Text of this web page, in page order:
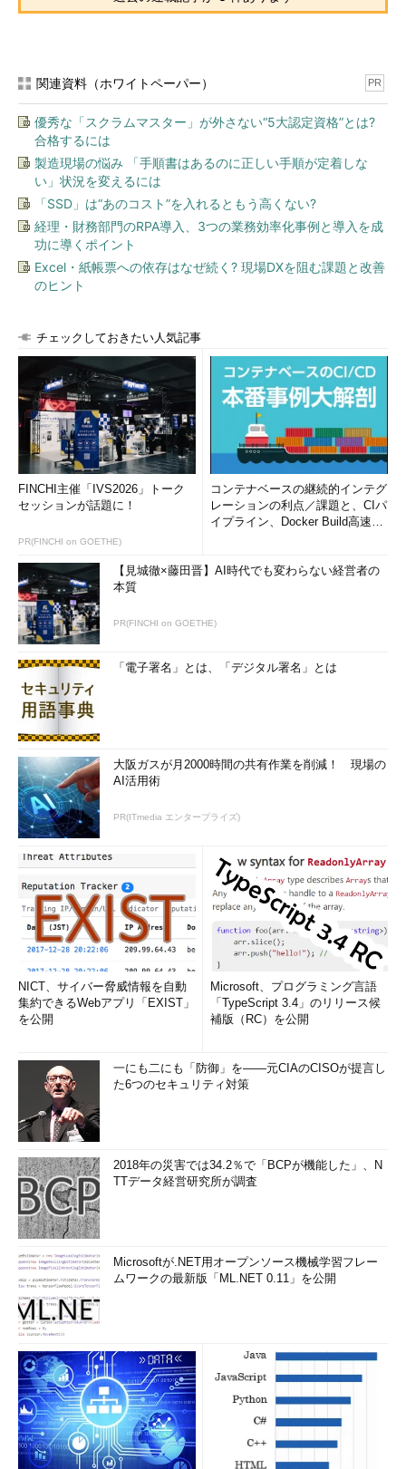
関連資料（ホワイトペーパー） PR
優秀な「スクラムマスター」が外さない“5大認定資格”とは?
合格するには
製造現場の悩み 「手順書はあるのに正しい手順が定着しな
い」状況を変えるには
「SSD」は“あのコスト”を入れるともう高くない?
経理・財務部門のRPA導入、3つの業務効率化事例と導入を成
功に導くポイント
Excel・紙帳票への依存はなぜ続く? 現場DXを阻む課題と改善
のヒント
チェックしておきたい人気記事
FINCHI主催「IVS2026」トーク
セッションが話題に！
PR(FINCHI on GOETHE)
コンテナベースの継続的インテグ
レーションの利点／課題と、CIパ
イプライン、Docker Build高速化
【見城徹×藤田晋】AI時代でも変わらない経営者の
本質
PR(FINCHI on GOETHE)
「電子署名」とは、「デジタル署名」とは
大阪ガスが月2000時間の共有作業を削減！ 現場の
AI活用術
PR(ITmedia エンタープライズ)
NICT、サイバー脅威情報を自動
集約できるWebアプリ「EXIST」
を公開
Microsoft、プログラミング言語
「TypeScript 3.4」のリリース候
補版（RC）を公開
一にも二にも「防御」を――元CIAのCISOが提言し
た6つのセキュリティ対策
2018年の災害では34.2％で「BCPが機能した」、N
TTデータ経営研究所が調査
Microsoftが.NET用オープンソース機械学習フレー
ムワークの最新版「ML.NET 0.11」を公開